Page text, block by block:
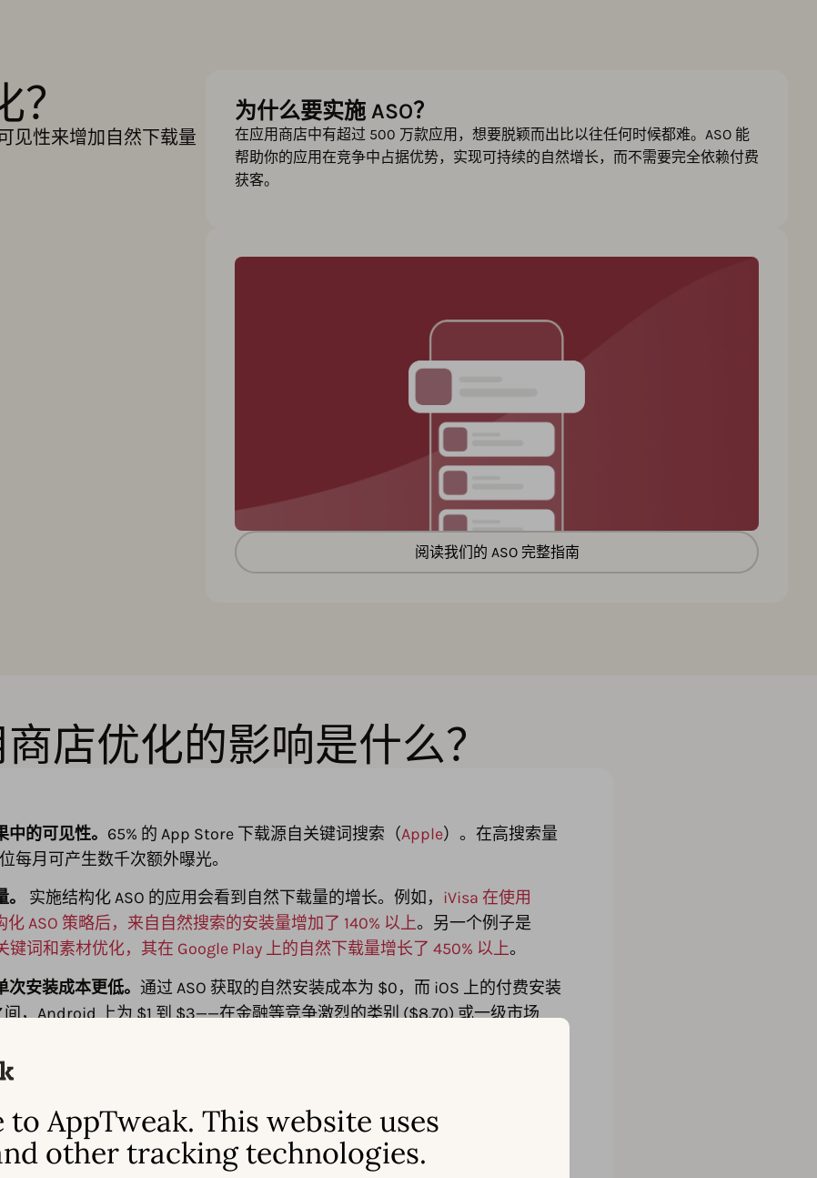
to AppTweak. This website uses
other tracking technologies.
见性来增加自然下载量
为什么要实施 ASO？
在应用商店中有超过 500 万款应用，想要脱颖而出比以往任何时候都难。ASO 能
帮助你的应用在竞争中占据优势，实现可持续的自然增长，而不需要完全依赖付费
获客。
阅读我们的 ASO 完整指南
店优化的影响是什么？
的可见性。 65% 的 App Store 下载源自关键词搜索（Apple）。在高搜索量
每月可产生数千次额外曝光。
实施结构化 ASO 的应用会看到自然下载量的增长。例如， iVisa 在使用
化 ASO 策略后，来自自然搜索的安装量增加了 140% 以上。另一个例子是
键词和素材优化，其在 Google Play 上的自然下载量增长了 450% 以上。
安装成本更低。 通过 ASO 获取的自然安装成本为 $0，而 iOS 上的付费安装
间，Android 上为 $1 到 $3——在金融等竞争激烈的类别 ($8.70) 或一级市场
。
度。
始终保持在靠前排名的应用可以建立品牌熟悉度。根据 AppTweak. 数
的推荐应用和 Google Play 上 85% 的推荐应用保持在 4.0 或更高的评分